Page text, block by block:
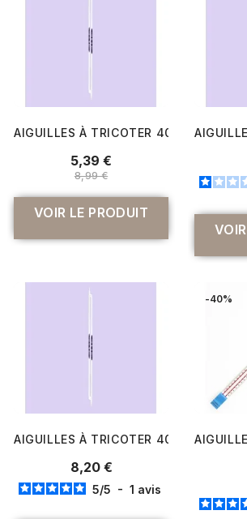
AIGUILLES À TRICOTER 40 CM À
5,39 €
8,99 €
VOIR LE PRODUIT
AIGUILLES À TRICOTER 40 CM À
8,20 €
5/5 - 1 avis
-40%